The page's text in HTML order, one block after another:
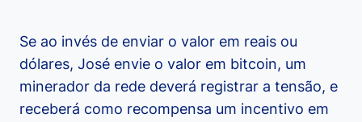
Se ao invés de enviar o valor em reais ou
dólares, José envie o valor em bitcoin, um
minerador da rede deverá registrar a tensão, e
receberá como recompensa um incentivo em